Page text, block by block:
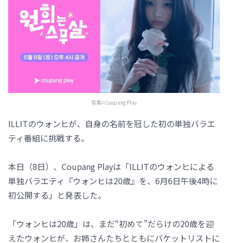
写真=Coupang Play
ILLITのウォンヒが、自身の名前を冠した初の単独バラエ
ティ番組に挑戦する。
本日（8日）、Coupang Playは「ILLITのウォンヒによる
単独バラエティ『ウォンヒは20歳』を、6月6日午後4時に
初公開する」と発表した。
「ウォンヒは20歳」は、まだ“初めて”だらけの20歳を迎
えたウォンヒが、お姉さんたちとともにバケットリストに